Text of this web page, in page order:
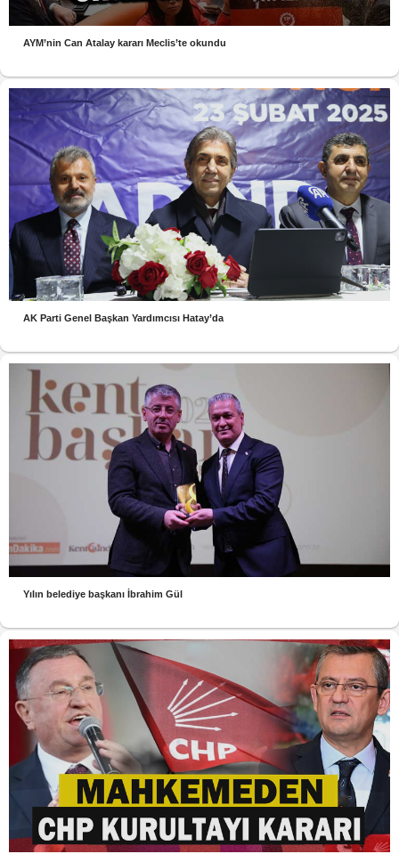
AYM’nin Can Atalay kararı Meclis’te okundu
AK Parti Genel Başkan Yardımcısı Hatay’da
Yılın belediye başkanı İbrahim Gül